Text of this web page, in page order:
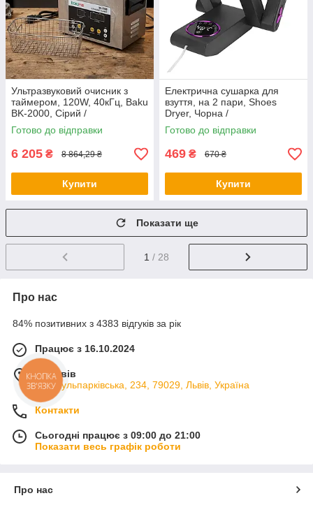
Ультразвуковий очисник з
таймером, 120W, 40кГц, Baku
BK-2000, Сірий /
Ультразвукова ванна з
функцією дегазації рідини
Готово до відправки
6 205 ₴ 8 864,29 ₴
Купити
Електрична сушарка для
взуття, на 2 пари, Shoes
Dryer, Чорна /
Електросушарка для взуття /
Взуттєва сушарка
Готово до відправки
469 ₴ 670 ₴
Купити
Показати ще
1 / 28
Про нас
84% позитивних з 4383 відгуків за рік
Працює з 16.10.2024
м. Львів
вул. Кульпарківська, 234, 79029, Львів, Україна
Контакти
Сьогодні працює з 09:00 до 21:00
Показати весь графік роботи
Про нас
КНОПКА
ЗВ'ЯЗКУ